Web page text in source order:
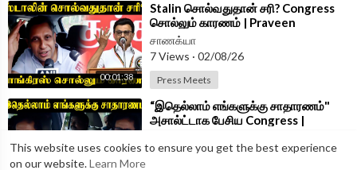
This website uses cookies to ensure you get the best experience
on our website.Learn More
00:01:38
⁣Stalin சொல்வதுதான் சரி? Congress
சொல்லும் காரணம் | Praveen
Chakravarty
சாணக்யா
7 Views · 02/08/26
Press Meets
⁣“இதெல்லாம் எங்களுக்கு சாதாரணம்"
அசால்ட்டாக பேசிய Congress |
9 Views 02/08/26